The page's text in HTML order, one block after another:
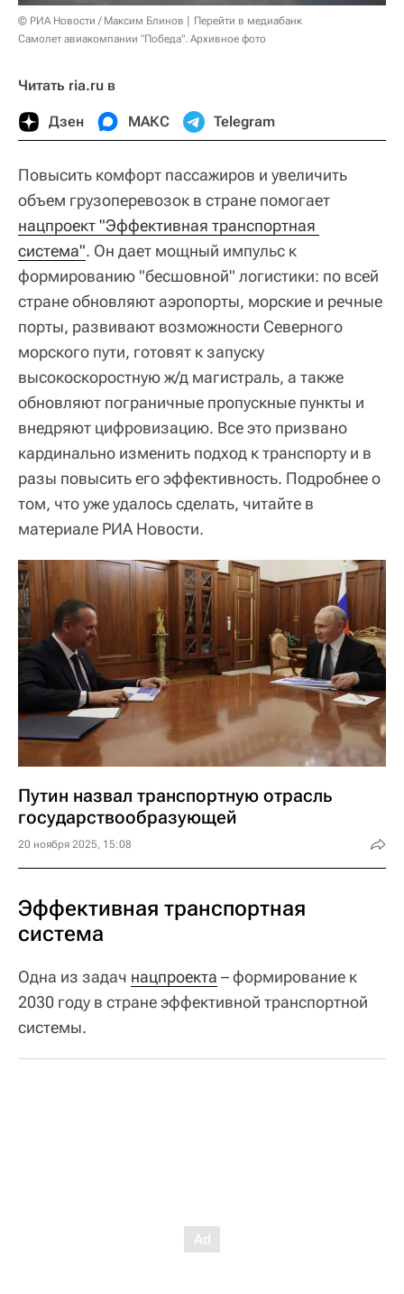
© РИА Новости / Максим Блинов
Перейти в медиабанк
Самолет авиакомпании "Победа". Архивное фото
Читать ria.ru в
Дзен МАКС Telegram
Повысить комфорт пассажиров и увеличить
объем грузоперевозок в стране помогает
нацпроект "Эффективная транспортная
система". Он дает мощный импульс к
формированию "бесшовной" логистики: по всей
стране обновляют аэропорты, морские и речные
порты, развивают возможности Северного
морского пути, готовят к запуску
высокоскоростную ж/д магистраль, а также
обновляют пограничные пропускные пункты и
внедряют цифровизацию. Все это призвано
кардинально изменить подход к транспорту и в
разы повысить его эффективность. Подробнее о
том, что уже удалось сделать, читайте в
материале РИА Новости.
Путин назвал транспортную отрасль
государствообразующей
20 ноября 2025, 15:08
Эффективная транспортная
система
Одна из задач нацпроекта – формирование к
2030 году в стране эффективной транспортной
системы.